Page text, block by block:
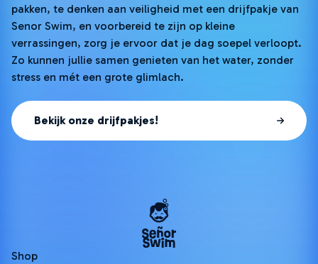
pakken, te denken aan veiligheid met een drijfpakje van
Senor Swim, en voorbereid te zijn op kleine
verrassingen, zorg je ervoor dat je dag soepel verloopt.
Zo kunnen jullie samen genieten van het water, zonder
stress en mét een grote glimlach.
Bekijk onze drijfpakjes!
Shop